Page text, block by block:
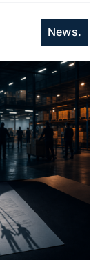
News.